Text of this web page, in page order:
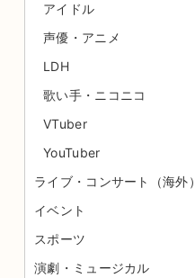
アイドル
声優・アニメ
LDH
歌い手・ニコニコ
VTuber
YouTuber
ライブ・コンサート（海外）
イベント
スポーツ
演劇・ミュージカル